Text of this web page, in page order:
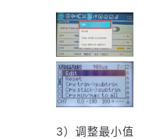
3）调整最小值